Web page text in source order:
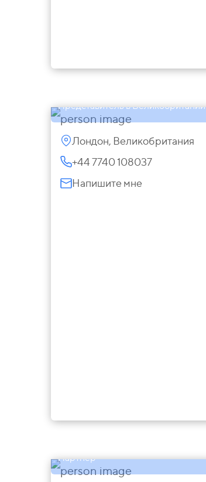
Председатель Глобального
Представитель в Великобритании
Лондон, Великобритания
+44 7740 108037
Напишите мне
Партнер